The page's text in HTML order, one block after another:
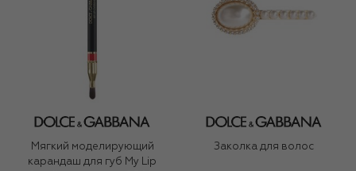
Мягкий моделирующий
карандаш для губ My Lip
Заколка для волос